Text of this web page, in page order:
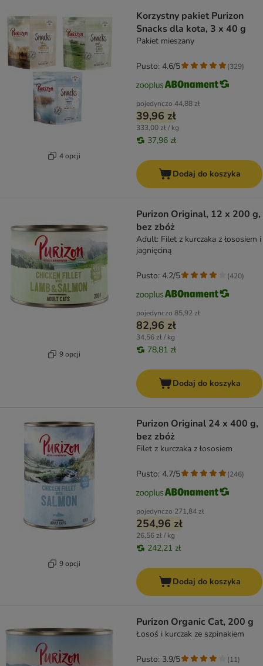
4 opcji
Korzystny pakiet Purizon
Snacks dla kota, 3 x 40 g
Pakiet mieszany
pojedynczo 44,88 zł
39,96 zł
333,00 zł / kg
37,96 zł
Pusto: 4.6/5 (329)
Dodaj do koszyka
9 opcji
Purizon Original, 12 x 200 g,
bez zbóż
Adult: Filet z kurczaka z łososiem i
jagnięciną
pojedynczo 85,92 zł
82,96 zł
34,56 zł / kg
78,81 zł
Pusto: 4.2/5 (420)
Dodaj do koszyka
9 opcji
Purizon Original 24 x 400 g,
bez zbóż
Filet z kurczaka z łososiem
pojedynczo 271,84 zł
254,96 zł
26,56 zł / kg
242,21 zł
Pusto: 4.7/5 (246)
Dodaj do koszyka
Purizon Organic Cat, 200 g
Łosoś i kurczak ze szpinakiem
Pusto: 3.9/5 (11)